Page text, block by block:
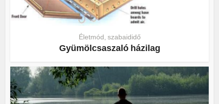
Életmód, szabaididő
Gyümölcsaszaló házilag